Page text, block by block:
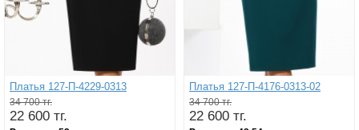
Платья 127-П-4229-0313
34 700 тг.
22 600 тг.
Платья 127-П-4176-0313-02
34 700 тг.
22 600 тг.